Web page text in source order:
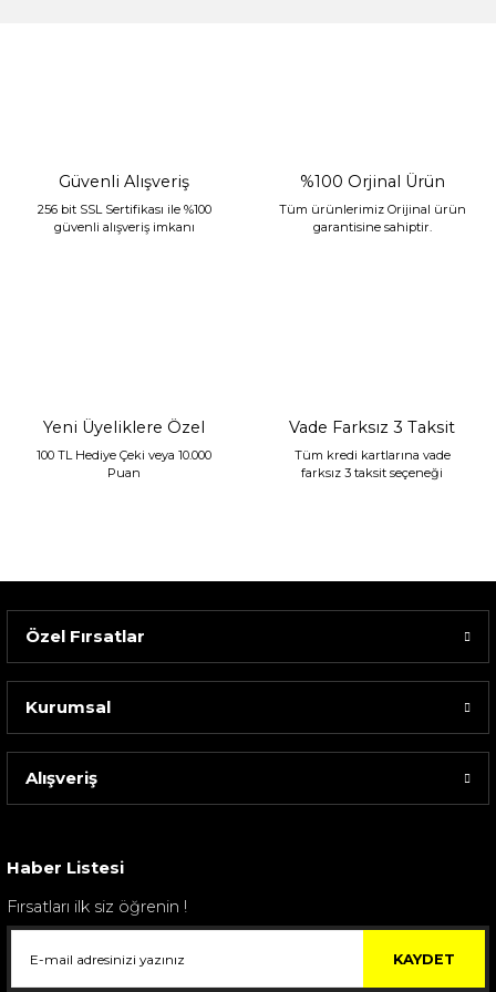
Sarev Elfıda Flanel Nevresim Takımı Çift Kişili...
Güvenli Alışveriş
256 bit SSL Sertifikası ile %100
güvenli alışveriş imkanı
%100 Orjinal Ürün
Tüm ürünlerimiz Orijinal ürün
garantisine sahiptir.
Yeni Üyeliklere Özel
100 TL Hediye Çeki veya 10.000
Puan
Vade Farksız 3 Taksit
Tüm kredi kartlarına vade
farksız 3 taksit seçeneği
Özel Fırsatlar
Kurumsal
Alışveriş
Haber Listesi
Fırsatları ilk siz öğrenin !
KAYDET